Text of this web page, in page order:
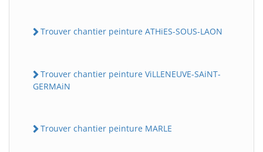
Trouver chantier peinture ATHiES-SOUS-LAON
Trouver chantier peinture ViLLENEUVE-SAiNT-
GERMAiN
Trouver chantier peinture MARLE